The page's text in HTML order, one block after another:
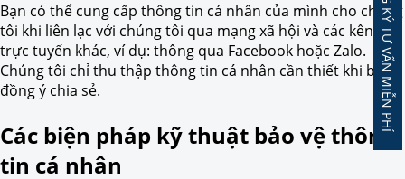
Bạn có thể cung cấp thông tin cá nhân của mình cho chúng
tôi khi liên lạc với chúng tôi qua mạng xã hội và các kênh
trực tuyến khác, ví dụ: thông qua Facebook hoặc Zalo.
Chúng tôi chỉ thu thập thông tin cá nhân cần thiết khi bạn
đồng ý chia sẻ.
Các biện pháp kỹ thuật bảo vệ thông
tin cá nhân
ĐĂNG KÝ TƯ VẤN MIỄN PHÍ